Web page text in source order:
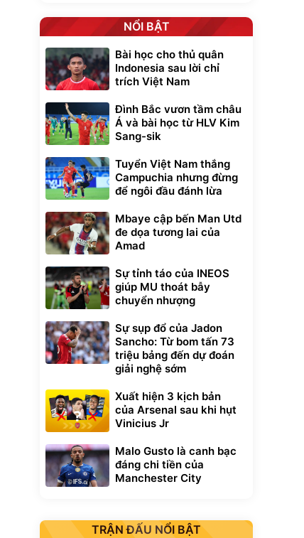
NỔI BẬT
Bài học cho thủ quân
Indonesia sau lời chỉ
trích Việt Nam
Đình Bắc vươn tầm châu
Á và bài học từ HLV Kim
Sang-sik
Tuyển Việt Nam thắng
Campuchia nhưng đừng
để ngôi đầu đánh lừa
Mbaye cập bến Man Utd
đe dọa tương lai của
Amad
Sự tỉnh táo của INEOS
giúp MU thoát bẫy
chuyển nhượng
Sự sụp đổ của Jadon
Sancho: Từ bom tấn 73
triệu bảng đến dự đoán
giải nghệ sớm
Xuất hiện 3 kịch bản
của Arsenal sau khi hụt
Vinicius Jr
Malo Gusto là canh bạc
đáng chi tiền của
Manchester City
TRẬN ĐẤU NỔI BẬT